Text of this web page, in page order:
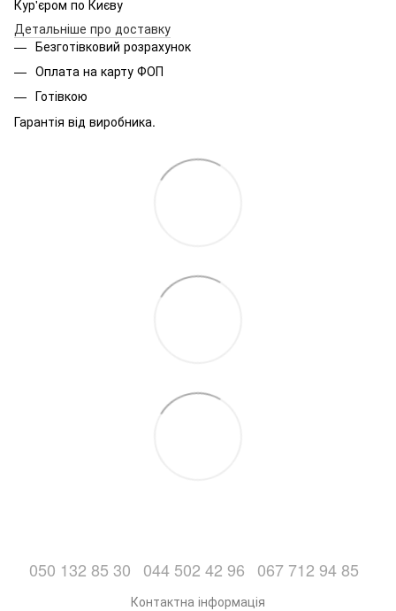
Кур'єром по Києву
Детальніше про доставку
Безготівковий розрахунок
Оплата на карту ФОП
Готівкою
Гарантія від виробника.
050 132 85 30 044 502 42 96 067 712 94 85
Контактна інформація